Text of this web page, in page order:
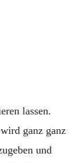
lassen.
ganz ganz
und